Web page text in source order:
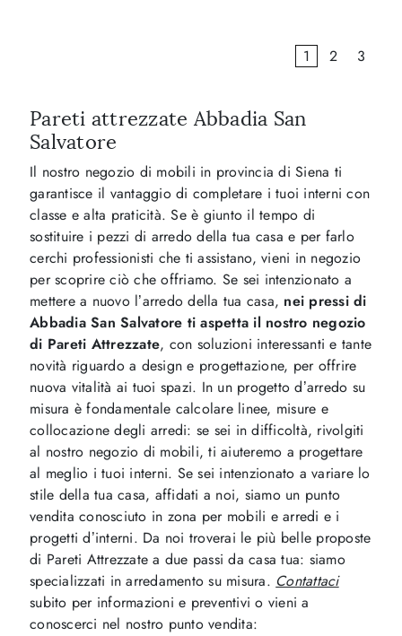
1 2 3
Pareti attrezzate Abbadia San
Salvatore
Il nostro negozio di mobili in provincia di Siena ti
garantisce il vantaggio di completare i tuoi interni con
classe e alta praticità. Se è giunto il tempo di
sostituire i pezzi di arredo della tua casa e per farlo
cerchi professionisti che ti assistano, vieni in negozio
per scoprire ciò che offriamo. Se sei intenzionato a
mettere a nuovo l’arredo della tua casa, nei pressi di
Abbadia San Salvatore ti aspetta il nostro negozio
di Pareti Attrezzate, con soluzioni interessanti e tante
novità riguardo a design e progettazione, per offrire
nuova vitalità ai tuoi spazi. In un progetto d’arredo su
misura è fondamentale calcolare linee, misure e
collocazione degli arredi: se sei in difficoltà, rivolgiti
al nostro negozio di mobili, ti aiuteremo a progettare
al meglio i tuoi interni. Se sei intenzionato a variare lo
stile della tua casa, affidati a noi, siamo un punto
vendita conosciuto in zona per mobili e arredi e i
progetti d’interni. Da noi troverai le più belle proposte
di Pareti Attrezzate a due passi da casa tua: siamo
specializzati in arredamento su misura. Contattaci
subito per informazioni e preventivi o vieni a
conoscerci nel nostro punto vendita: